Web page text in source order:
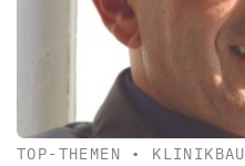
TOP-THEMEN • KLINIKBAU